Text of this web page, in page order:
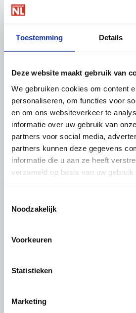
Toestemming Details
Deze website maakt gebruik van
We gebruiken cookies om content
personaliseren, om functies voor
en om ons websiteverkeer te
informatie over uw gebruik van
partners voor social media,
partners kunnen deze gegevens
informatie die u aan ze heeft
verzameld op basis van uw gebruik
Noodzakelijk
Voorkeuren
Statistieken
Marketing
Arbo & Milieu
Kwaliteit